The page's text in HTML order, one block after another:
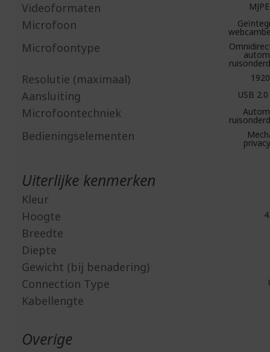
Videoformaten
Microfoon
Microfoontype
Resolutie (maximaal)
Aansluiting USB
Microfoontechniek
Bedieningselementen
Uiterlijke kenmerken
Kleur
Hoogte
Breedte
Diepte
Gewicht (bij benadering)
Connection Type
Kabellengte
Overige